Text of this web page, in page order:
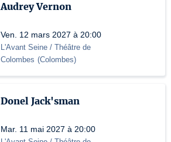
Audrey Vernon
Ven. 12 mars 2027 à 20:00
L'Avant Seine / Théâtre de
Colombes (Colombes)
Donel Jack'sman
Mar. 11 mai 2027 à 20:00